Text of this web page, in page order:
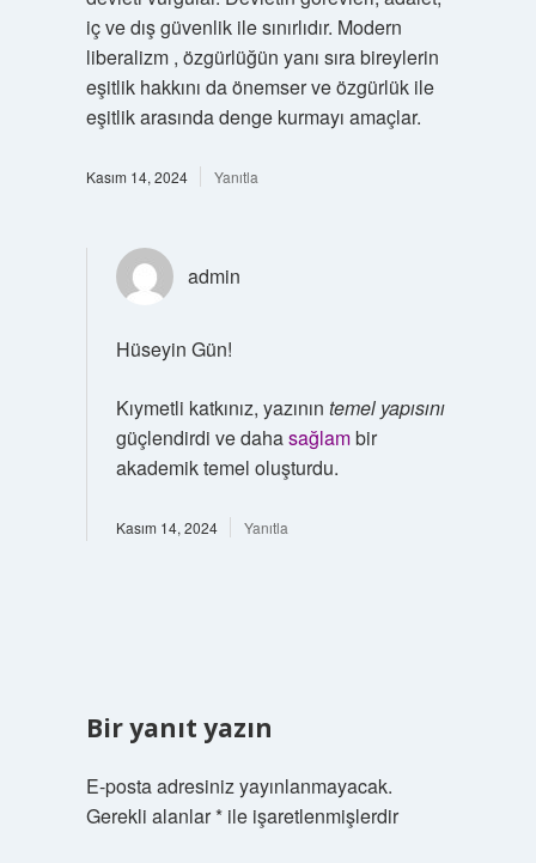
iç ve dış güvenlik ile sınırlıdır. Modern
liberalizm , özgürlüğün yanı sıra bireylerin
eşitlik hakkını da önemser ve özgürlük ile
eşitlik arasında denge kurmayı amaçlar.
Kasım 14, 2024 Yanıtla
admin
Hüseyin Gün!
Kıymetli katkınız, yazının temel yapısını
güçlendirdi ve dahasağlambir
akademik temel oluşturdu.
Kasım 14, 2024 Yanıtla
Bir yanıt yazın
E-posta adresiniz yayınlanmayacak.
Gerekli alanlar*ile işaretlenmişlerdir